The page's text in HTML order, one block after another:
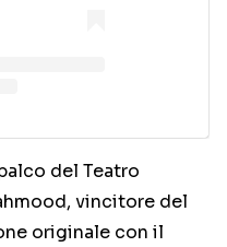
del Teatro
vincitore del
originale con il